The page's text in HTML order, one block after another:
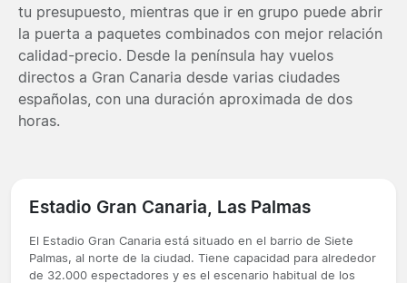
tu presupuesto, mientras que ir en grupo puede abrir
la puerta a paquetes combinados con mejor relación
calidad-precio. Desde la península hay vuelos
directos a Gran Canaria desde varias ciudades
españolas, con una duración aproximada de dos
horas.
Estadio Gran Canaria, Las Palmas
El Estadio Gran Canaria está situado en el barrio de Siete
Palmas, al norte de la ciudad. Tiene capacidad para alrededor
de 32.000 espectadores y es el escenario habitual de los